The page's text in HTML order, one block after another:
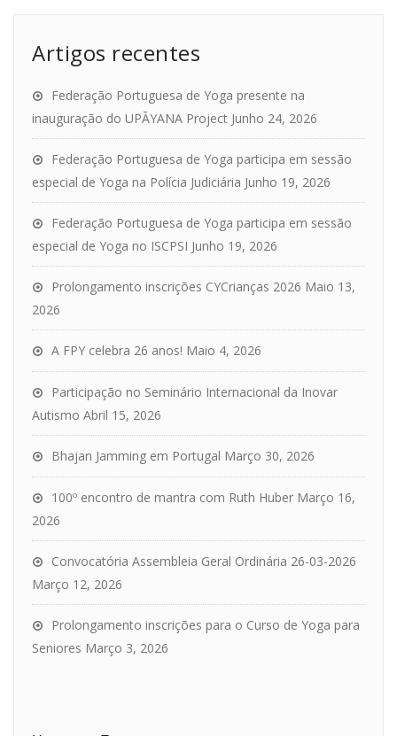
Artigos recentes
Federação Portuguesa de Yoga presente na
inauguração do UPĀYANA Project Junho 24, 2026
Federação Portuguesa de Yoga participa em sessão
especial de Yoga na Polícia Judiciária Junho 19, 2026
Federação Portuguesa de Yoga participa em sessão
especial de Yoga no ISCPSI Junho 19, 2026
Prolongamento inscrições CYCrianças 2026 Maio 13,
2026
A FPY celebra 26 anos! Maio 4, 2026
Participação no Seminário Internacional da Inovar
Autismo Abril 15, 2026
Bhajan Jamming em Portugal Março 30, 2026
100º encontro de mantra com Ruth Huber Março 16,
2026
Convocatória Assembleia Geral Ordinária 26-03-2026
Março 12, 2026
Prolongamento inscrições para o Curso de Yoga para
Seniores Março 3, 2026